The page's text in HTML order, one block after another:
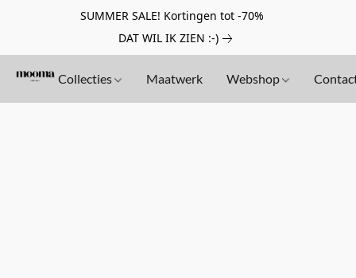
SUMMER SALE! Kortingen tot -70%
DAT WIL IK ZIEN :-)
Collecties Maatwerk Webshop